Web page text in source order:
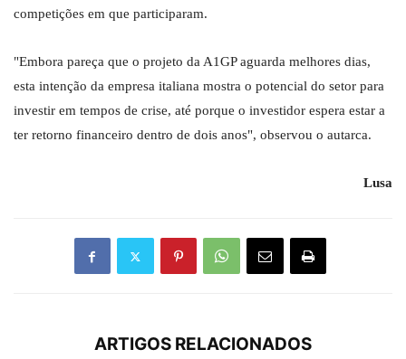
competições em que participaram.
"Embora pareça que o projeto da A1GP aguarda melhores dias,
esta intenção da empresa italiana mostra o potencial do setor para
investir em tempos de crise, até porque o investidor espera estar a
ter retorno financeiro dentro de dois anos", observou o autarca.
Lusa
ARTIGOS RELACIONADOS